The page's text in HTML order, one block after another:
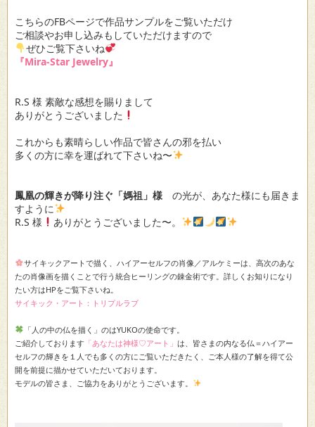
こちらのFBページで作品サンプルをご覧いただけ
ご相談やお申し込みもしていただけますので
ぜひご覧下さいね
『Mira-Star Jewelry』
R.S 様 素敵な感想を賜りまして
ありがとうございました
これからも素晴らしい作品で皆さんの邪を払い
多くの方に幸を運ばれて下さいね〜
鳳凰の輝きが降り注ぐ「媽祖」様 の光が、あなた様にも届きま
すように
R.S 様
ありがとうございました〜。
サイキックアートで描く、ハイアーセルフの肖像／アルケミーは、高次のあな
たの肖像画を描くことで行う統合ヒーリングの錬金術です。詳しくお知りになり
たい方はHPをご覧下さいね。
サイキック・アート：トリプルラブ
「人の中の仏を描く」のはYUKOの使命です。
ご紹介しております 「あなたは神様♡アート」 は、皆さまの内なる仏＝ハイアー
セルフの輝きを１人でも多くの方にご覧いただきたく、ご本人様の了解を得て公
開を前提に描かせていただいております。
モデルの皆さま、ご協力をありがとうございます。